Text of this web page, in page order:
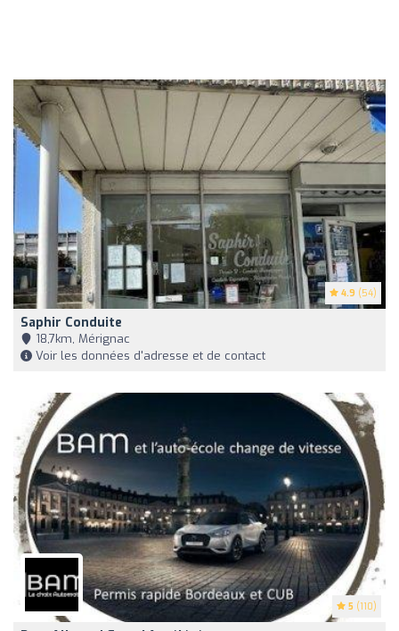
4.9 (54)
Saphir Conduite
18,7km, Mérignac
Voir les données d'adresse et de contact
5 (110)